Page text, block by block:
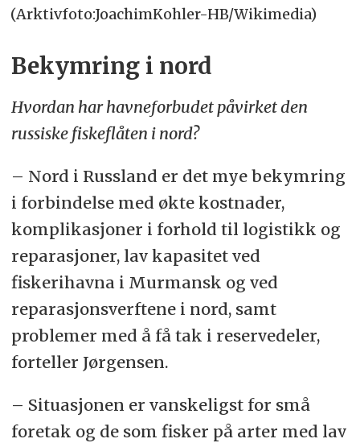
(Arktivfoto:JoachimKohler-HB/Wikimedia)
Bekymring i nord
Hvordan har havneforbudet påvirket den
russiske fiskeflåten i nord?
– Nord i Russland er det mye bekymring
i forbindelse med økte kostnader,
komplikasjoner i forhold til logistikk og
reparasjoner, lav kapasitet ved
fiskerihavna i Murmansk og ved
reparasjonsverftene i nord, samt
problemer med å få tak i reservedeler,
forteller Jørgensen.
– Situasjonen er vanskeligst for små
foretak og de som fisker på arter med lav